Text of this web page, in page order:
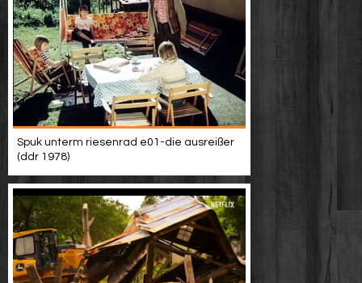
Spuk unterm riesenrad e01-die ausreißer
(ddr 1978)